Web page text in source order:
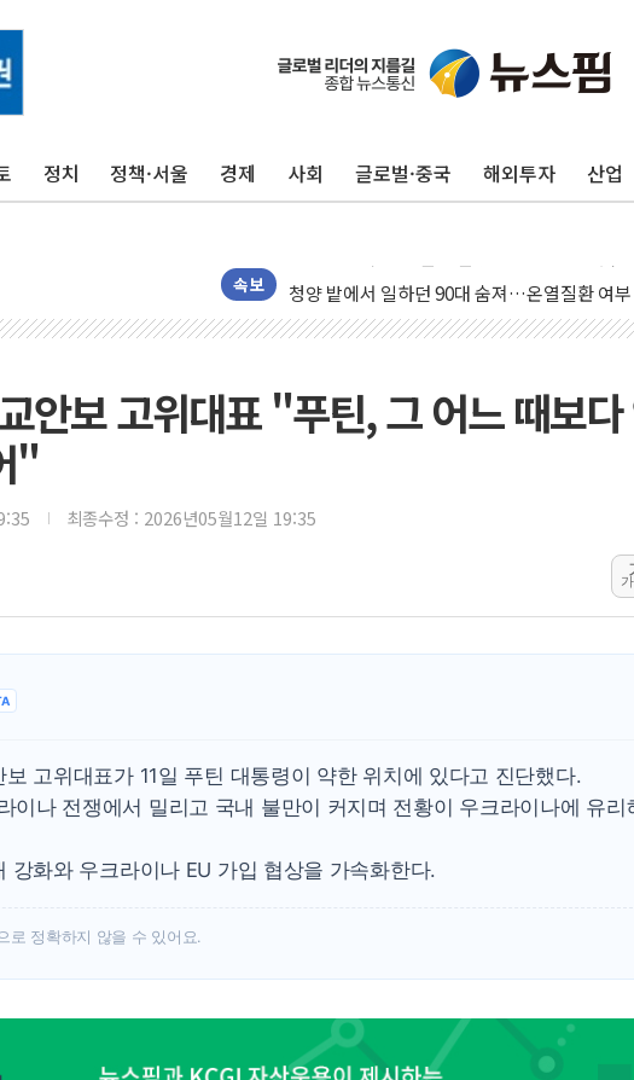
정치 정책·서울 경제 사회 글로벌·중국 해외투자 산업
속보
동해중부 전 해상 풍랑주의보…10일까지 최대
연일 폭염에 온열질환 사망 23명…정부, 비상대
인제 용대리 계곡서 수위 상승으로 피서객 7명
동해시, 11~14일 '별똥별 멍' 운영…페르세우
청양 밭에서 일하던 90대 숨져…온열질환 여부
폭염에 車 운전면허 기능시험 오전 집중 편성
'호우 특보' 경북 울진 시간당 20~30mm 강한
주말 무더위·열대야 지속…내륙 곳곳 소나기
한상협, 업계 개인정보 보안 새판 짠다…'자율
민주당, 오늘 제주·인천 경선 발표...김민석 '재
안보 고위대표 "푸틴, 그 어느 때보다
"
최종수정 : 2026년05월12일 19:35
가
보 고위대표가 11일 푸틴 대통령이 약한 위치에 있다고 진단했다.
이나 전쟁에서 밀리고 국내 불만이 커지며 전황이 우크라이나에 유리
강화와 우크라이나 EU 가입 협상을 가속화한다.
로 정확하지 않을 수 있어요.